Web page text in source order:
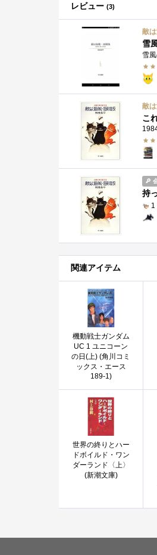
レビュー (3)
敵
雪
敵
こ
持
1
関連アイテム
機動戦士ガンダム
UC 1 ユニコーン
の日(上) (角川コミ
ックス・エース
189-1)
世界の終りとハー
ドボイルド・ワン
ダーランド〈上〉
(新潮文庫)